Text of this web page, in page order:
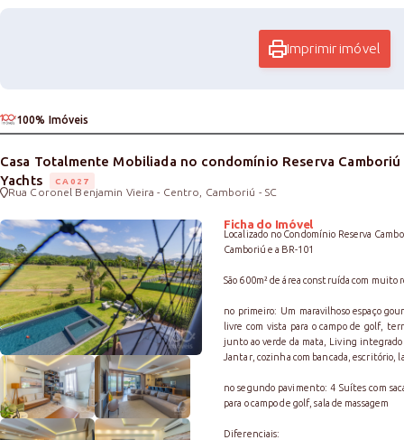
Imprimir imóvel
100% Imóveis
Casa Totalmente Mobiliada no condomínio Reserva
Yachts
CA027
Rua Coronel Benjamin Vieira - Centro, Camboriú - SC
Ficha do Imóvel
Localizado no Condomínio Reserva
Camboriú e a BR-101
São 600m² de área construída com
no primeiro: Um maravilhoso espaço
livre com vista para o campo de golf,
junto ao verde da mata, Living
Jantar, cozinha com bancada, escritório,
no segundo pavimento: 4 Suítes com
para o campo de golf, sala de massagem
Diferenciais: